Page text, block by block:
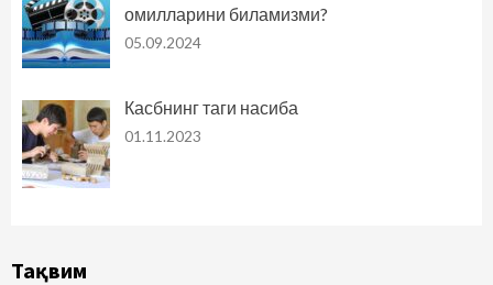
омилларини биламизми?
05.09.2024
Касбнинг таги насиба
01.11.2023
Тақвим